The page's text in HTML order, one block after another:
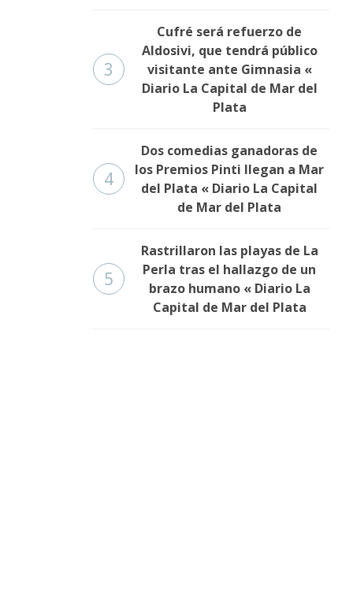
3
Cufré será refuerzo de
Aldosivi, que tendrá público
visitante ante Gimnasia «
Diario La Capital de Mar del
Plata
4
Dos comedias ganadoras de
los Premios Pinti llegan a Mar
del Plata « Diario La Capital
de Mar del Plata
5
Rastrillaron las playas de La
Perla tras el hallazgo de un
brazo humano « Diario La
Capital de Mar del Plata